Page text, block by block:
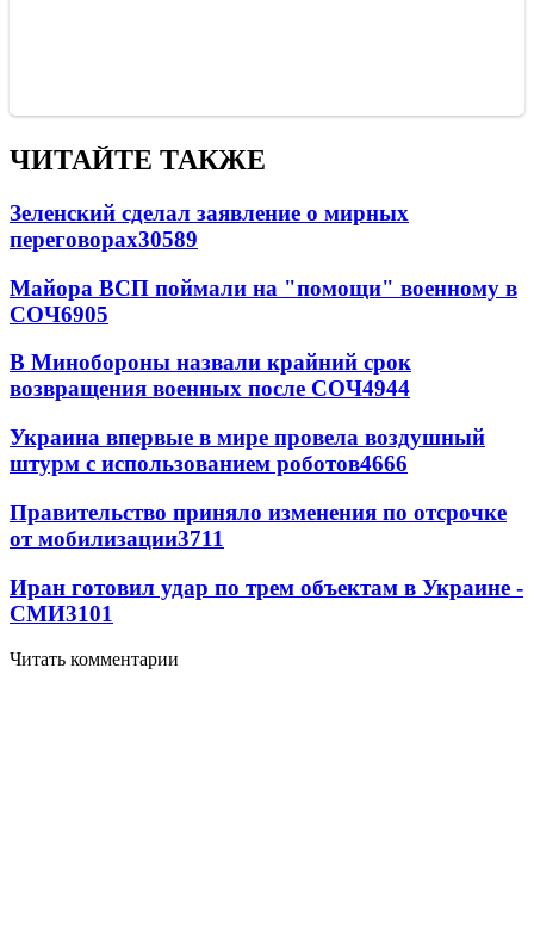
ЧИТАЙТЕ ТАКЖЕ
Зеленский сделал заявление о мирных
переговорах30589
Майора ВСП поймали на "помощи" военному в
СОЧ6905
В Минобороны назвали крайний срок
возвращения военных после СОЧ4944
Украина впервые в мире провела воздушный
штурм с использованием роботов4666
Правительство приняло изменения по отсрочке
от мобилизации3711
Иран готовил удар по трем объектам в Украине -
СМИ3101
Читать комментарии